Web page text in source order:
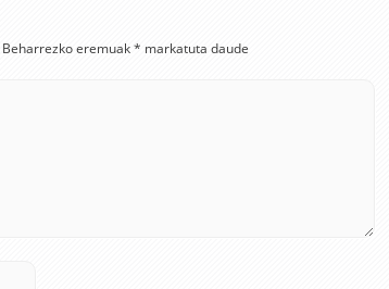
Beharrezko eremuak* markatuta daude